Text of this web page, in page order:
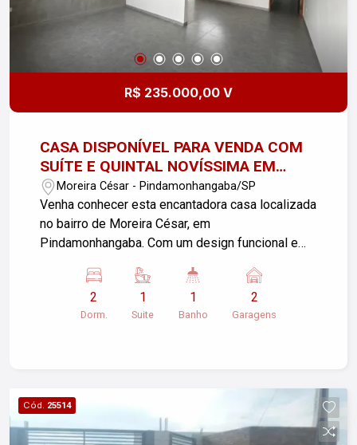
R$ 235.000,00 V
CASA DISPONÍVEL PARA VENDA COM
SUÍTE E QUINTAL NOVÍSSIMA EM
MOREIRA CÉSAR!!
Moreira César - Pindamonhangaba/SP
Venha conhecer esta encantadora casa localizada
no bairro de Moreira César, em
Pindamonhangaba. Com um design funcional e
ideal para você e sua família! Sala de Estar:
Espaçosa e perfeita para momentos de lazer e
descanso. 2 Dormitórios: Incluindo 1 suíte para
para suas refeições diárias. Área de Serviço:
Conveniente e de fácil acesso. Garagem: 2 vagas
descobertas para estacionar com tranquilidade.
2
Dorm.
1
Suite
1
Banho
2
Garagens
Cód. 25514